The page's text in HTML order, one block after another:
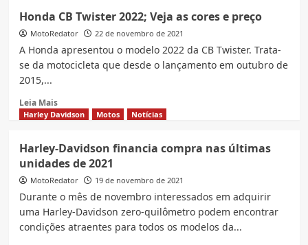
Honda
ADV
350
cairia
Brasil?
Honda CB Twister 2022; Veja as cores e preço
MotoRedator 22 de novembro de 2021
A Honda apresentou o modelo 2022 da CB Twister. Trata-
se da motocicleta que desde o lançamento em outubro de
2015,...
Leia MaisRead
more
CB
Twister
2022;
cores
e
Harley Davidson Motos Notícias
Harley-Davidson financia compra nas últimas
unidades de 2021
MotoRedator 19 de novembro de 2021
Durante o mês de novembro interessados em adquirir
uma Harley-Davidson zero-quilômetro podem encontrar
condições atraentes para todos os modelos da...